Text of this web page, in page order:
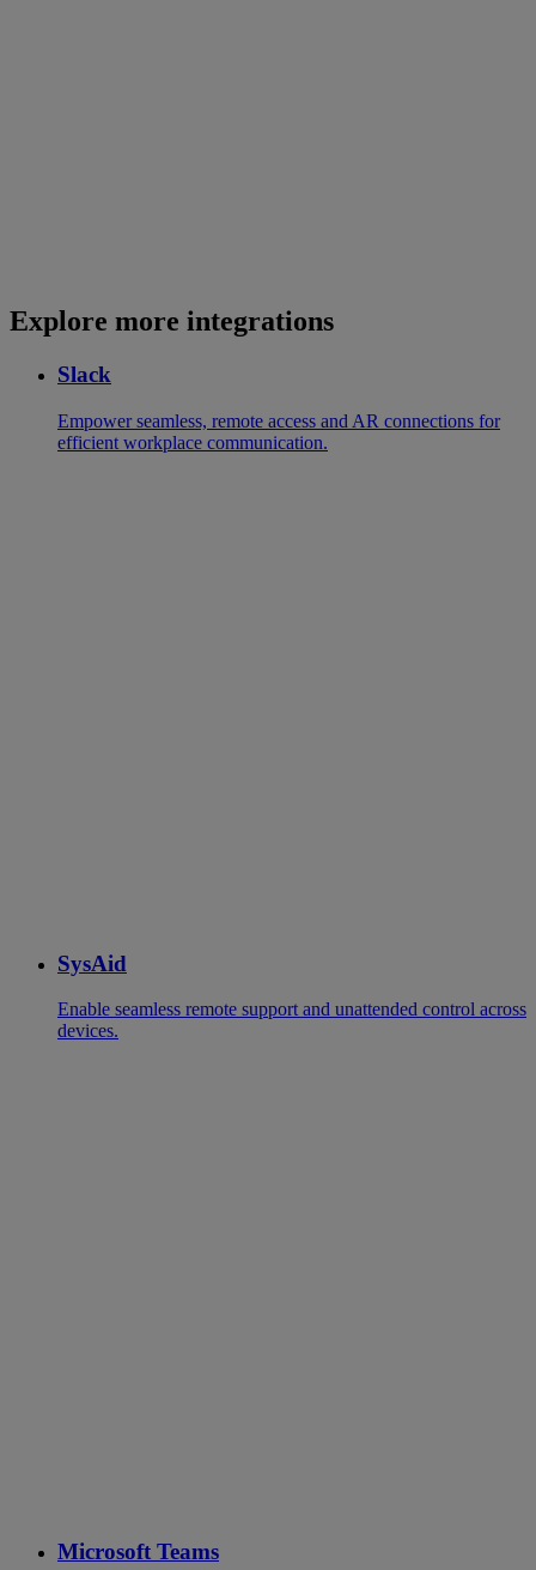
Explore more integrations
Slack
Empower seamless, remote access and AR connections for
efficient workplace communication.
SysAid
Enable seamless remote support and unattended control across
devices.
Microsoft Teams